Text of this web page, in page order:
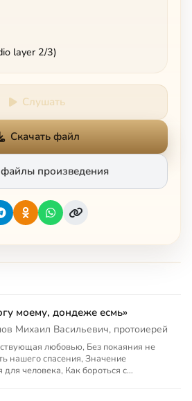
layer 2/3)
Слушать
Скачать файл
произведения
моему, дондеже есмь»
Михаил Васильевич, протоиерей
любовью, Без покаяния не
нашего спасения, Значение
для человека, Как бороться с